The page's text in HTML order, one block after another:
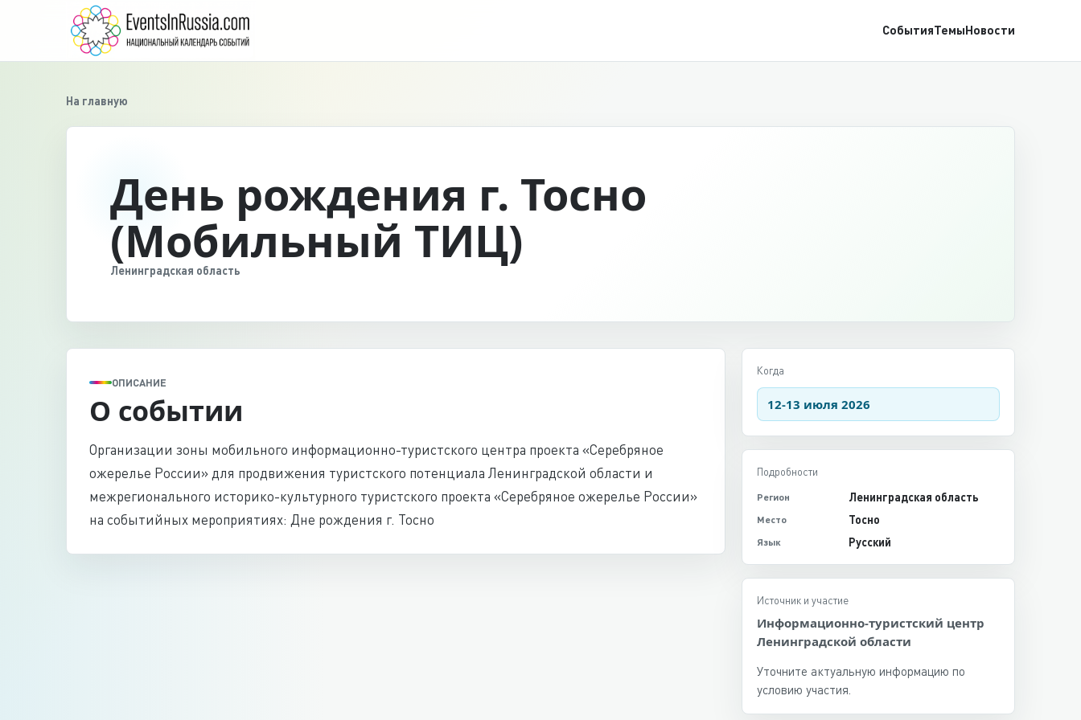
СобытияТемыНовости
На главную
День рождения г. Тосно
(Мобильный ТИЦ)
Ленинградская область
ОПИСАНИЕ
О событии
Организации зоны мобильного информационно-туристского центра проекта «Серебряное
ожерелье России» для продвижения туристского потенциала Ленинградской области и
межрегионального историко-культурного туристского проекта «Серебряное ожерелье России»
на событийных мероприятиях: Дне рождения г. Тосно
Когда
12-13 июля 2026
Подробности
Регион Ленинградская область
Место Тосно
Язык Русский
Источник и участие
Информационно-туристский центр
Ленинградской области
Уточните актуальную информацию по
условию участия.